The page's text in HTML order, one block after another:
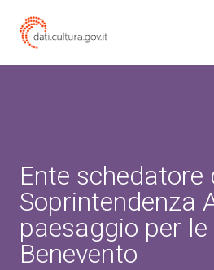
Ente
Soprintendenza
paesaggio per
Benevento